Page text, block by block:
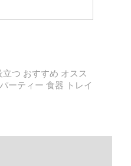
つ おすすめ オスス
ーティー 食器 トレイ